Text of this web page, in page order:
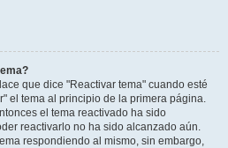
que dice "Reactivar tema" cuando esté
el tema al principio de la primera página.
el tema reactivado ha sido
reactivarlo no ha sido alcanzado aún.
respondiendo al mismo, sin embargo,